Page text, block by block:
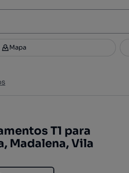
Filtros 3
Mapa
T1 para
Madalena, Vila